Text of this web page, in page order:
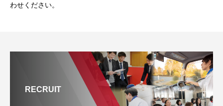
わせください。
RECRUIT